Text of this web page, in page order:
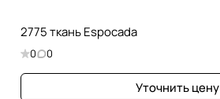
2775 ткань Espocada
0 0
Уточнить цену